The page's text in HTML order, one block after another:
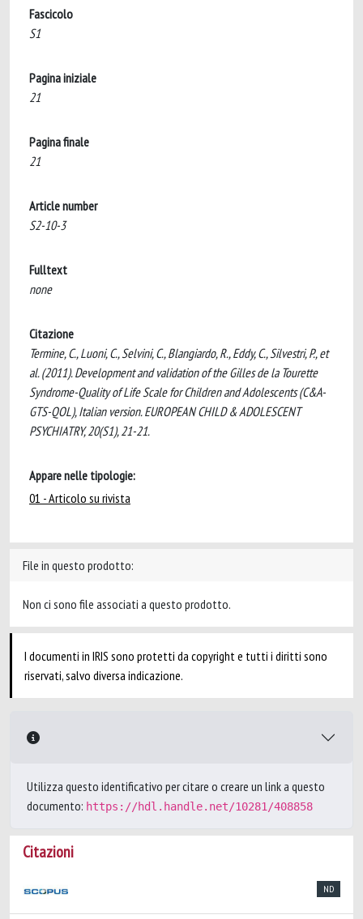
Fascicolo
S1
Pagina iniziale
21
Pagina finale
21
Article number
S2-10-3
Fulltext
none
Citazione
Termine, C., Luoni, C., Selvini, C., Blangiardo, R., Eddy, C., Silvestri, P., et
al. (2011). Development and validation of the Gilles de la Tourette
Syndrome-Quality of Life Scale for Children and Adolescents (C&A-
GTS-QOL), Italian version. EUROPEAN CHILD & ADOLESCENT
PSYCHIATRY, 20(S1), 21-21.
Appare nelle tipologie:
01 - Articolo su rivista
File in questo prodotto:
Non ci sono file associati a questo prodotto.
I documenti in IRIS sono protetti da copyright e tutti i diritti sono
riservati, salvo diversa indicazione.
Utilizza questo identificativo per citare o creare un link a questo
documento: https://hdl.handle.net/10281/408858
Citazioni
ND